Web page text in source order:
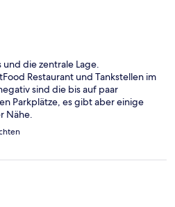
die zentrale Lage.
Restaurant und Tankstellen im
sind die bis auf paar
Parkplätze, es gibt aber einige
Nähe.